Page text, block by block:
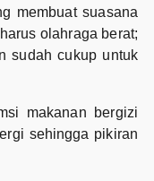
membuat suasana
olahraga berat;
sudah cukup untuk
makanan bergizi
sehingga pikiran